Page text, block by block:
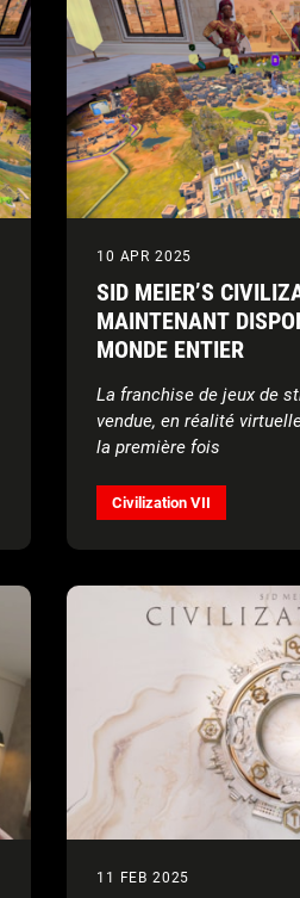
10 APR 2025
SID MEIER’S
MAINTENANT
MONDE ENTIER
La franchise de jeux de
vendue, en réalité
la première fois
Civilization VII
11 FEB 2025